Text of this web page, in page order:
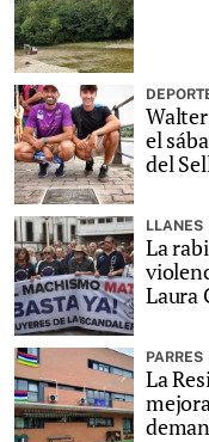
el
del
LLANES
La
Laura
PARRES
La